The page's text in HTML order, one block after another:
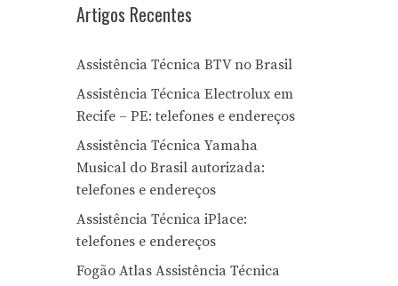
Artigos Recentes
Assistência Técnica BTV no Brasil
Assistência Técnica Electrolux em
Recife – PE: telefones e endereços
Assistência Técnica Yamaha
Musical do Brasil autorizada:
telefones e endereços
Assistência Técnica iPlace:
telefones e endereços
Fogão Atlas Assistência Técnica